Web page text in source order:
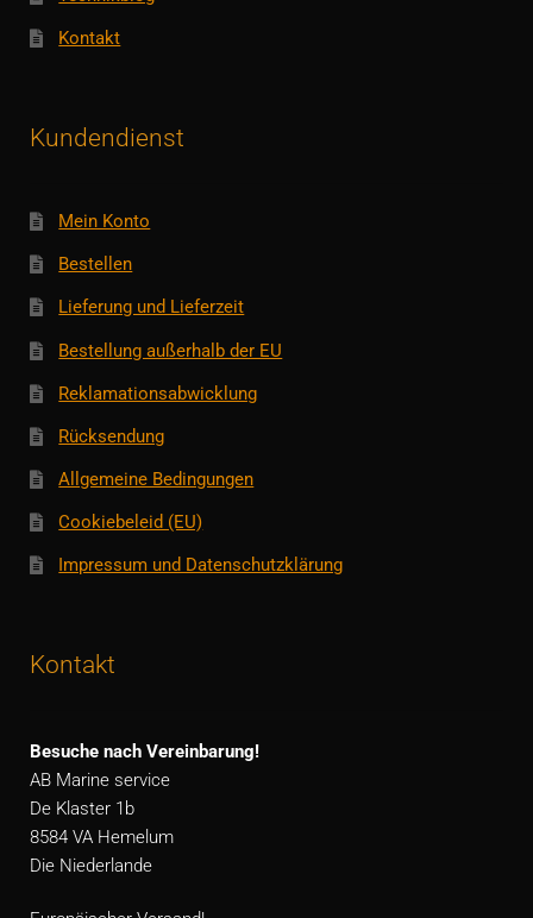
Kontakt
Kundendienst
Mein Konto
Bestellen
Lieferung und Lieferzeit
Bestellung außerhalb der EU
Reklamationsabwicklung
Rücksendung
Allgemeine Bedingungen
Cookiebeleid (EU)
Impressum und Datenschutzklärung
Kontakt
Besuche nach Vereinbarung!
AB Marine service
De Klaster 1b
8584 VA Hemelum
Die Niederlande